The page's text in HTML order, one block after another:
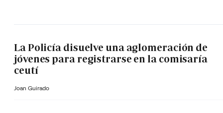
La Policía disuelve una aglomeración de
jóvenes para registrarse en la comisaría
ceutí
Joan Guirado